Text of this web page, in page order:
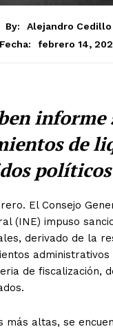
By:
Alejandro Cedillo
Fecha:
febrero 14,
informe
de
El Consejo
(INE) impuso
derivado de la
de fiscalización,
más altas, se